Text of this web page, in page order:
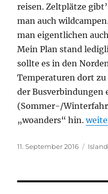
reisen. Zeltplätze
man auch
man eigentlichen
Mein Plan stand
sollte es in den
Temperaturen dort
der Busverbindungen
(Sommer-/
„woanders“ hin.
Veröffentlicht
11. September 2016 Island